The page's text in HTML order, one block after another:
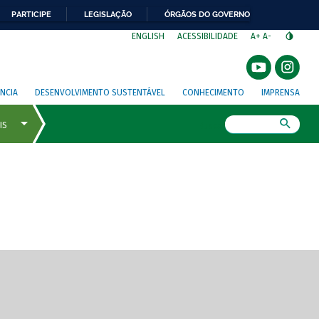
PARTICIPE LEGISLAÇÃO ÓRGÃOS DO GOVERNO
ENGLISH ACESSIBILIDADE A+ A-
DESENVOLVIMENTO SUSTENTÁVEL CONHECIMENTO IMPRENSA
de tela